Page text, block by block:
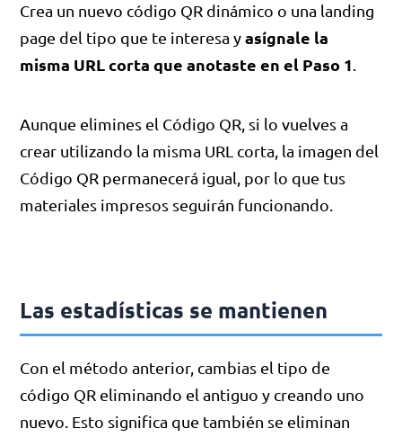
Crea un nuevo código QR dinámico o una landing
page del tipo que te interesa yasígnale la
misma URL corta que anotaste en el Paso 1
Aunque elimines el Código QR, si lo vuelves a
crear utilizando la misma URL corta, la imagen del
Código QR permanecerá igual, por lo que tus
materiales impresos seguirán funcionando.
Las estadísticas se mantienen
Con el método anterior, cambias el tipo de
código QR eliminando el antiguo y creando uno
nuevo. Esto significa que también se eliminan